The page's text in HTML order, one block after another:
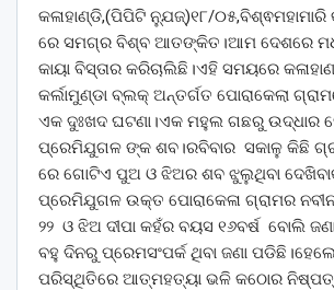
କଳାହାଣ୍ଡି,(ପିପିଟି ନ୍ଯୁଜ୍)୧୮/
ରେ ସମଗ୍ର ବିଶ୍ବ ଆତଙ୍କିତ।ଆମ ଦେଶରେ
କାୟା ବିସ୍ତାର କରିଚାଲିଛି।ଏହି ସମୟରେ
କର୍ଲାମୁଣ୍ଡା ବ୍ଲକ୍ ଅନ୍ତର୍ଗତ ପୋରାକେଲା
ଏକ ଦୁଃଖଦ ଘଟଣା।ଏକ ମହୁଲ ଗଛରୁ ଉଦ୍ଧାର
ପ୍ରେମିଯୁଗଳ ଙ୍କ ଶବ।ରବିବାର ସକାଳୁ କିଛି
ରେ ଗୋଟିଏ ପୁଅ ଓ ଝିଅର ଶବ ଝୁଲୁଥିବା
ପ୍ରେମିଯୁଗଳ ଉକ୍ତ ପୋରାକେଳା ଗ୍ରାମର
୨୨ ଓ ଝିଅ ଦୀପା କହଁର ବୟସ ୧୬ବର୍ଷ ବୋଲି
ବହୁ ଦିନରୁ ପ୍ରେମସଂପର୍କ ଥିବା ଜଣା
ପରିସ୍ଥିତିରେ ଆତ୍ମହତ୍ୟା ଭଳି କଠୋର